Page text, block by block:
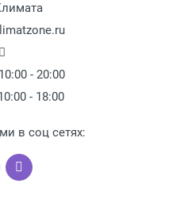
- 20:00
- 18:00
в соц сетях: